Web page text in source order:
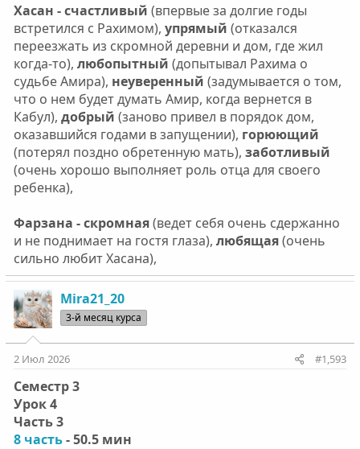
Хасан - счастливый (впервые за долгие годы
встретился с Рахимом), упрямый (отказался
переезжать из скромной деревни и дом, где жил
когда-то), любопытный (допытывал Рахима о
судьбе Амира), неуверенный (задумывается о том,
что о нем будет думать Амир, когда вернется в
Кабул), добрый (заново привел в порядок дом,
оказавшийся годами в запущении), горюющий
(потерял поздно обретенную мать), заботливый
(очень хорошо выполняет роль отца для своего
ребенка),
Фарзана - скромная(ведет себя очень сдержанно
и не поднимает на гостя глаза), любящая(очень
сильно любит Хасана),
Mira21_20
3-й месяц курса
2 Июл 2026 #1,593
Семестр 3
Урок 4
Часть 3
8 часть- 50.5 мин